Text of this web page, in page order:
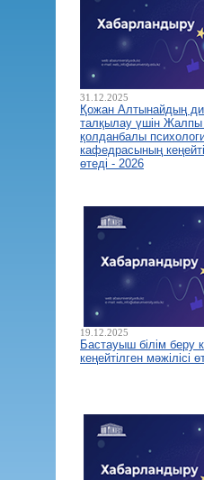
31.12.2025
Қожан Алтынайдың
талқылау үшін
қолданбалы
кафедрасының
өтеді - 2026
19.12.2025
Бастауыш білім беру
кеңейтілген мәжілісі